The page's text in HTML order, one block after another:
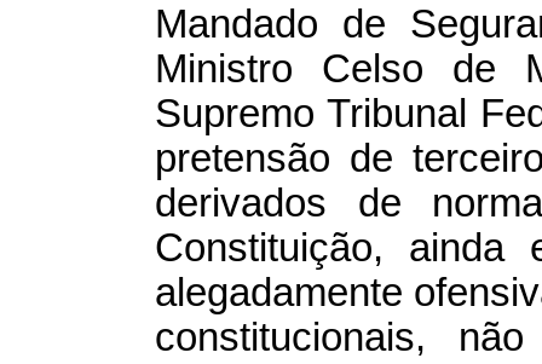
Mandado de
Ministro Celso de
Supremo Tribunal
pretensão de
derivados de
Constituição,
alegadamente
constitucionais,